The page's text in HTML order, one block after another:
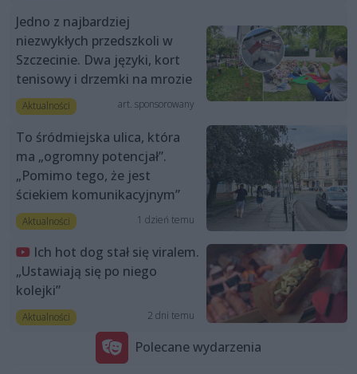
Jedno z najbardziej
niezwykłych przedszkoli w
Szczecinie. Dwa języki, kort
tenisowy i drzemki na mrozie
Aktualności art. sponsorowany
To śródmiejska ulica, która
ma „ogromny potencjał”.
„Pomimo tego, że jest
ściekiem komunikacyjnym”
Aktualności 1 dzień temu
Ich hot dog stał się viralem.
„Ustawiają się po niego
kolejki”
Aktualności 2 dni temu
Polecane wydarzenia